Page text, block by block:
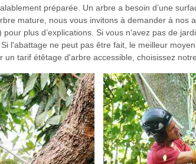
préparée. Un arbre a besoin d’une
mature, nous vous invitons à demander à nos
plus d’explications. Si vous n'avez pas de
l'abattage ne peut pas être fait, le meilleur
un tarif étêtage d'arbre accessible, choisissez